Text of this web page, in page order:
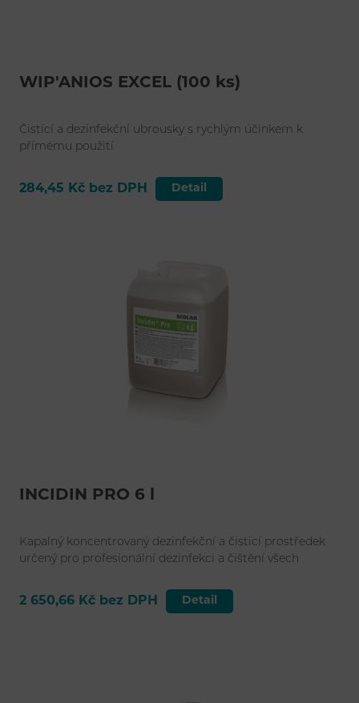
WIP'ANIOS EXCEL (100 ks)
Čistící a dezinfekční ubrousky s rychlým účinkem k
přímému použití
284,45 Kč bez DPH Detail
INCIDIN PRO 6 l
Kapalný koncentrovaný dezinfekční a čisticí prostředek
určený pro profesionální dezinfekci a čištění všech
2 650,66 Kč bez DPH Detail